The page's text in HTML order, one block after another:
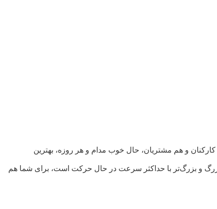
کارکنان و هم مشتریان، حال خوب مدام و هر روزه، بهترین
بزرگ و بزرگ‌تر با حداکثر سرعت در حال حرکت است، برای شما هم